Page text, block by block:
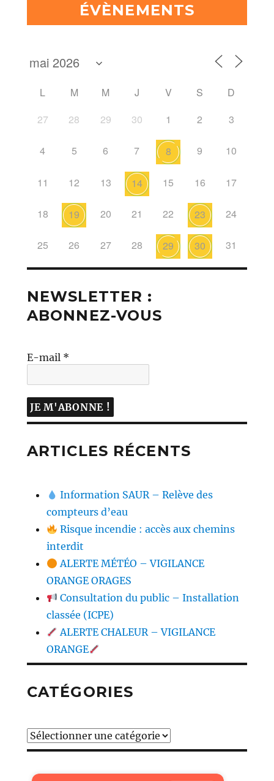
ÉVÈNEMENTS
L M M J V S
D
27
28 29 30 1 2 3
4 5 6 7 8 9 10
11 12 13 14 15 16 17
18 19 20 21 22 23 24
25 26 27 28 29 30 31
NEWSLETTER :
ABONNEZ-VOUS
E-mail *
ARTICLES RÉCENTS
Information SAUR – Relève des
compteurs d’eau
Risque incendie : accès aux chemins
interdit
ALERTE MÉTÉO – VIGILANCE
ORANGE ORAGES
Consultation du public – Installation
classée (ICPE)
ALERTE CHALEUR – VIGILANCE
ORANGE
CATÉGORIES
Catégories